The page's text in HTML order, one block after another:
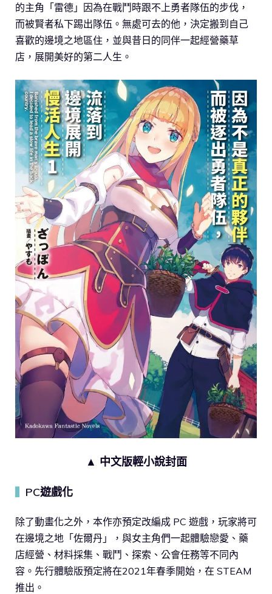
的主角「雷德」因為在戰鬥時跟不上勇者隊伍的步伐，
而被賢者私下踢出隊伍。無處可去的他，決定搬到自己
喜歡的邊境之地區住，並與昔日的同伴一起經營藥草
店，展開美好的第二人生。
▲ 中文版輕小說封面
PC遊戲化
除了動畫化之外，本作亦預定改編成 PC 遊戲，玩家將可
在邊境之地「佐爾丹」，與女主角們一起體驗戀愛、藥
店經營、材料採集、戰鬥、探索、公會任務等不同內
容。先行體驗版預定將在2021年春季開始，在 STEAM
推出。